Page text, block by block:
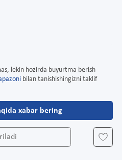
lekin hozirda buyurtma berish
bilan tanishishingizni taklif
xabar bering